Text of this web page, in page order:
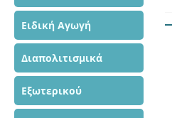
Ειδική Αγωγή
Διαπολιτισμικά
Εξωτερικού